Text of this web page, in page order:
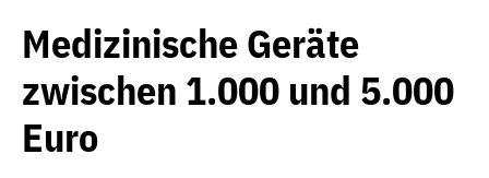
Medizinische Geräte
zwischen 1.000 und 5.000
Euro